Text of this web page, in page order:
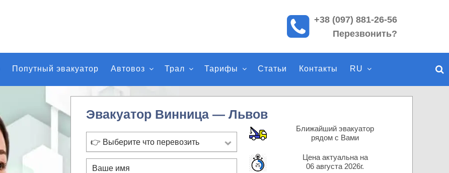
к
п
о
с
й
у
+38 (097) 881-26-56
Перезвонить?
Попутный эвакуатор Автовоз Трал Тарифы Статьи Контакты RU
Эвакуатор Винница — Львов
👉 Выберите что перевозить
Ближайший эвакуатор
рядом с Вами
Цена актуальна на
06 августа 2026г.